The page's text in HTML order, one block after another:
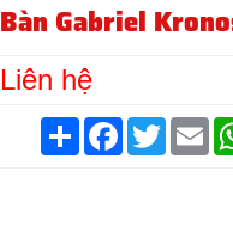
Bàn Gabriel
Liên hệ
Chia
sẻ
FacebookTwitter